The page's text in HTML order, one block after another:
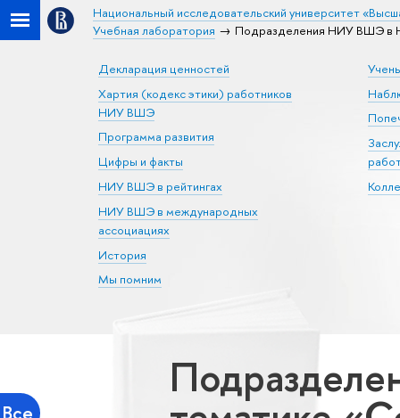
Национальный исследовательский университет
Учебная лаборатория
Подразделения НИУ ВШЭ в
Декларация ценностей
Хартия (кодекс этики) работников
НИУ ВШЭ
Программа развития
Цифры и факты
НИУ ВШЭ в рейтингах
НИУ ВШЭ в международных
ассоциациях
История
Мы помним